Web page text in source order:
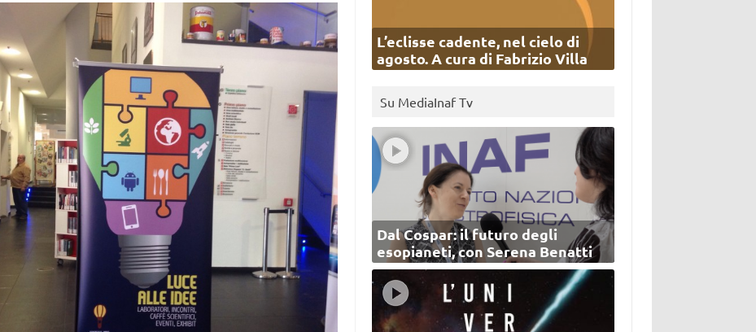
L’eclisse cadente, nel cielo di
agosto. A cura di Fabrizio Villa
Su MediaInaf Tv
Dal Cospar: il futuro degli
esopianeti, con Serena Benatti